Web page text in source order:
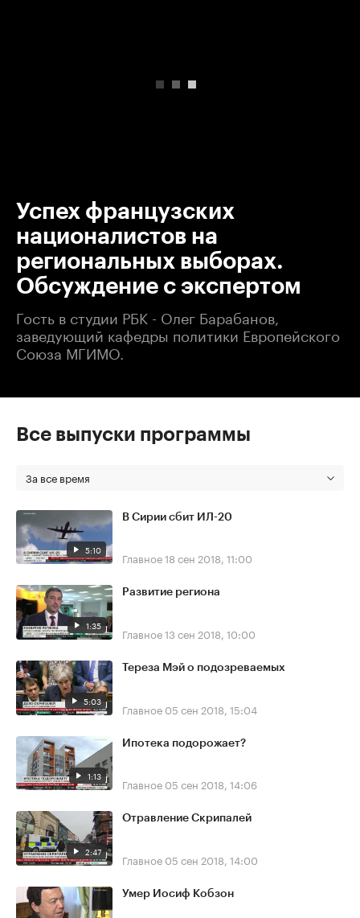
Успех французских
националистов на
региональных выборах.
Обсуждение с экспертом
Гость в студии РБК - Олег Барабанов,
заведующий кафедры политики Европейского
Союза МГИМО.
Все выпуски программы
За все время
5:10
В Сирии сбит ИЛ-20
Главное18 сен 2018, 11:00
1:35
Развитие региона
Главное13 сен 2018, 10:00
5:03
Тереза Мэй о подозреваемых
Главное 05 сен 2018, 15:04
1:13
Ипотека подорожает?
Главное 05 сен 2018, 14:06
2:47
Отравление Скрипалей
Главное 05 сен 2018, 14:00
Умер Иосиф Кобзон